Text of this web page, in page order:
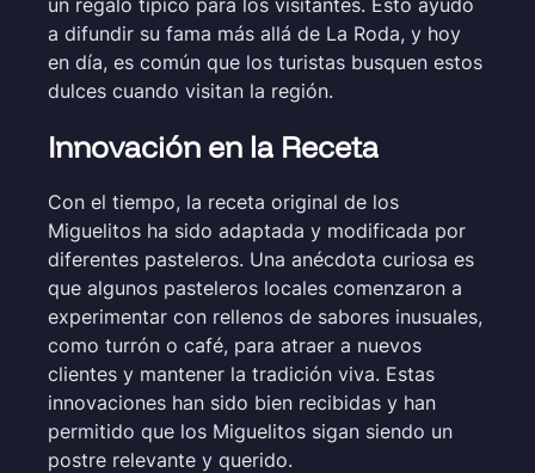
a difundir su fama más allá de La Roda, y hoy
en día, es común que los turistas busquen estos
dulces cuando visitan la región.
Innovación en la Receta
Con el tiempo, la receta original de los
Miguelitos ha sido adaptada y modificada por
diferentes pasteleros. Una anécdota curiosa es
que algunos pasteleros locales comenzaron a
experimentar con rellenos de sabores inusuales,
como turrón o café, para atraer a nuevos
clientes y mantener la tradición viva. Estas
innovaciones han sido bien recibidas y han
permitido que los Miguelitos sigan siendo un
postre relevante y querido.